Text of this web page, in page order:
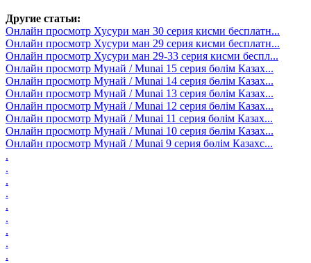
Другие статьи:
Онлайн просмотр Хусури ман 30 серия кисми бесплатн...
Онлайн просмотр Хусури ман 29 серия кисми бесплатн...
Онлайн просмотр Хусури ман 29-33 серия кисми беспл...
Онлайн просмотр Мунай / Munai 15 серия бөлім Казах...
Онлайн просмотр Мунай / Munai 14 серия бөлім Казах...
Онлайн просмотр Мунай / Munai 13 серия бөлім Казах...
Онлайн просмотр Мунай / Munai 12 серия бөлім Казах...
Онлайн просмотр Мунай / Munai 11 серия бөлім Казах...
Онлайн просмотр Мунай / Munai 10 серия бөлім Казах...
Онлайн просмотр Мунай / Munai 9 серия бөлім Казахс...
.
.
.
.
.
.
.
.
.